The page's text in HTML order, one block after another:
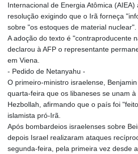
Internacional de Energia Atômica
resolução exigindo que o Irã forneça
sobre "os estoques de material nuclear".
A adoção do texto é "contraproducente
declarou à AFP o representante
em Viena.
- Pedido de Netanyahu -
O primeiro-ministro israelense,
quarta-feira que os libaneses se unam
Hezbollah, afirmando que o país foi
islamista pró-Irã.
Após bombardeios israelenses sobre
depois Israel realizaram ataques
segunda-feira, pela primeira vez desde